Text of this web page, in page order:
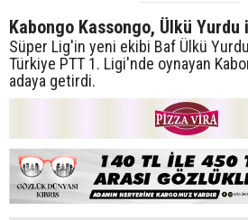
Kabongo Kassongo, Ülkü Yurdu
Süper Lig'in yeni ekibi Baf Ülkü
Türkiye PTT 1. Ligi'nde oynayan
adaya getirdi.